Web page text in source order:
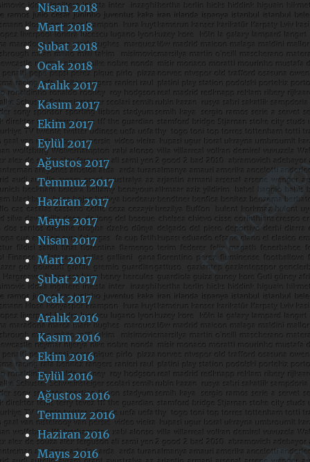
Nisan 2018
Mart 2018
Şubat 2018
Ocak 2018
Aralık 2017
Kasım 2017
Ekim 2017
Eylül 2017
Ağustos 2017
Temmuz 2017
Haziran 2017
Mayıs 2017
Nisan 2017
Mart 2017
Şubat 2017
Ocak 2017
Aralık 2016
Kasım 2016
Ekim 2016
Eylül 2016
Ağustos 2016
Temmuz 2016
Haziran 2016
Mayıs 2016